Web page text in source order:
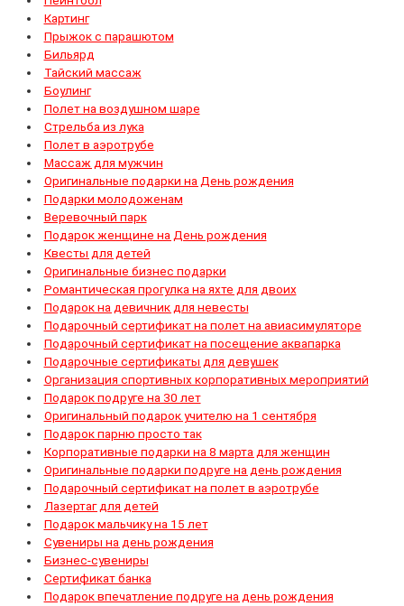
Картинг
Прыжок с парашютом
Бильярд
Тайский массаж
Боулинг
Полет на воздушном шаре
Стрельба из лука
Полет в аэротрубе
Массаж для мужчин
Оригинальные подарки на День рождения
Подарки молодоженам
Веревочный парк
Подарок женщине на День рождения
Квесты для детей
Оригинальные бизнес подарки
Романтическая прогулка на яхте для двоих
Подарок на девичник для невесты
Подарочный сертификат на полет на авиасимуляторе
Подарочный сертификат на посещение аквапарка
Подарочные сертификаты для девушек
Организация спортивных корпоративных мероприятий
Подарок подруге на 30 лет
Оригинальный подарок учителю на 1 сентября
Подарок парню просто так
Корпоративные подарки на 8 марта для женщин
Оригинальные подарки подруге на день рождения
Подарочный сертификат на полет в аэротрубе
Лазертаг для детей
Подарок мальчику на 15 лет
Сувениры на день рождения
Бизнес-сувениры
Сертификат банка
Подарок впечатление подруге на день рождения